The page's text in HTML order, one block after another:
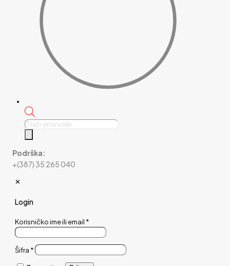
Products
Podrška:
+(387) 35 265 040
✕
Login
Korisničko ime ili email *
Šifra *